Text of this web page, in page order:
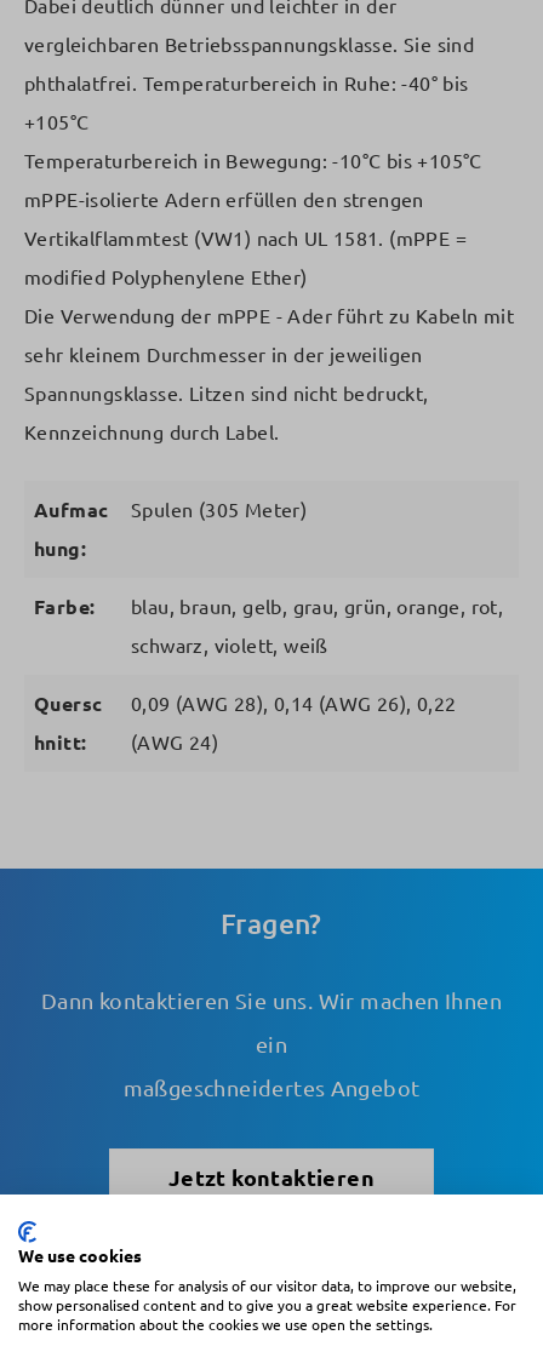
Dabei deutlich dünner und leichter in der
vergleichbaren Betriebsspannungsklasse. Sie sind
phthalatfrei. Temperaturbereich in Ruhe: -40° bis
+105°C
Temperaturbereich in Bewegung: -10°C bis +105°C
mPPE-isolierte Adern erfüllen den strengen
Vertikalflammtest (VW1) nach UL 1581. (mPPE =
modified Polyphenylene Ether)
Die Verwendung der mPPE - Ader führt zu Kabeln mit
sehr kleinem Durchmesser in der jeweiligen
Spannungsklasse. Litzen sind nicht bedruckt,
Kennzeichnung durch Label.
Aufmac
hung:
Spulen (305 Meter)
Farbe:
blau, braun, gelb, grau, grün, orange, rot,
schwarz, violett, weiß
Quersc
hnitt:
0,09 (AWG 28), 0,14 (AWG 26), 0,22
(AWG 24)
Fragen?
Dann kontaktieren Sie uns. Wir machen Ihnen
ein
maßgeschneidertes Angebot
Jetzt kontaktieren
Blättern
We use cookies
We may place these for analysis of our visitor data, to improve our website,
show personalised content and to give you a great website experience. For
more information about the cookies we use open the settings.